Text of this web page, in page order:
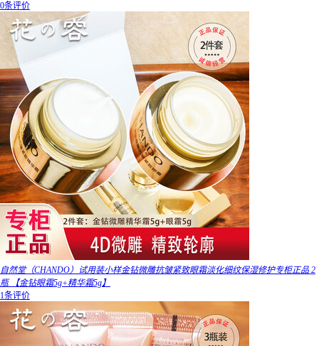
0条评价
自然堂（CHANDO）试用装小样金钻微雕抗皱紧致眼霜淡化细纹保湿修护专柜正品 2
瓶 【金钻眼霜5g+精华霜5g】
1条评价